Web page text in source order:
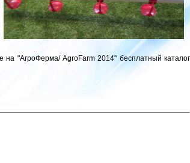
на "АгроФерма/ АgroFarm 2014" бесплатный каталог